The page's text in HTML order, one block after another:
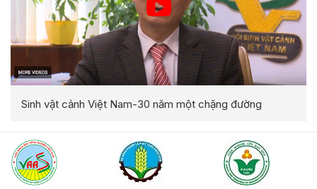
Sinh vật cảnh Việt Nam-30 năm một chặng đường